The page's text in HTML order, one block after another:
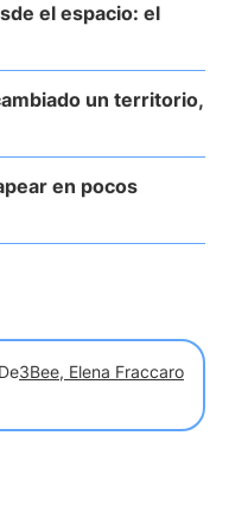
el espacio: el
un territorio,
en pocos
De3Bee, Elena Fraccaro